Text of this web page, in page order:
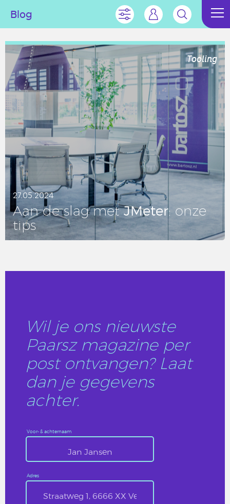
Blog
Tooling
27.05.2024
Aan de slag metJMeter: onze
tips
Wil je ons nieuwste
Paarsz magazine per
post ontvangen? Laat
dan je gegevens
achter.
Voor- & achternaam
Adres